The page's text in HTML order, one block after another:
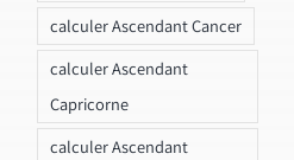
calculer Ascendant Cancer
calculer Ascendant
Capricorne
calculer Ascendant